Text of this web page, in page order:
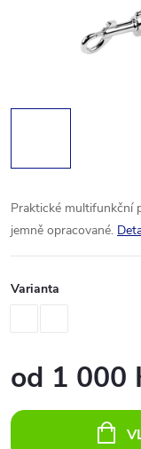
Praktické multifunkční
jemně opracované.
Varianta
od 1 000
cena: